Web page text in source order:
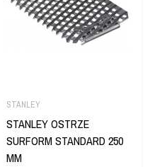
STANLEY
STANLEY OSTRZE
SURFORM STANDARD 250
MM